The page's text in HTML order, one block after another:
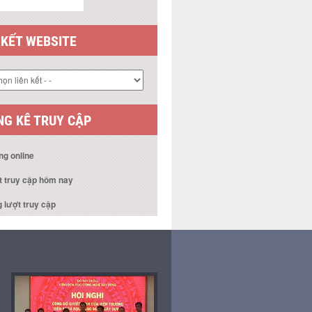
WEBSITE
KÊ TRUY CẬP
online
truy cập hôm nay
lượt truy cập